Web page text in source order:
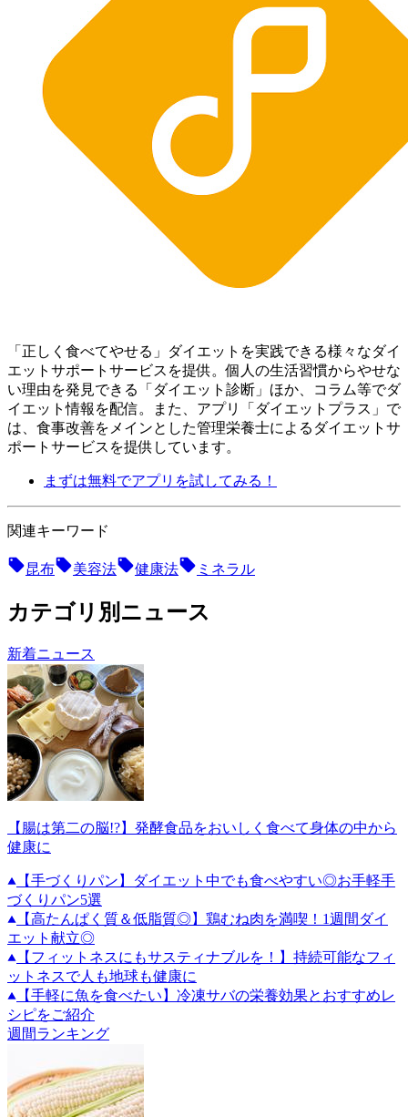
「正しく食べてやせる」ダイエットを実践できる様々なダイ
エットサポートサービスを提供。個人の生活習慣からやせな
い理由を発見できる「ダイエット診断」ほか、コラム等でダ
イエット情報を配信。 また、アプリ「ダイエットプラス」で
は、食事改善をメインとした管理栄養士によるダイエットサ
ポートサービスを提供しています。
まずは無料でアプリを試してみる！
関連キーワード
昆布 美容法 健康法 ミネラル
カテゴリ別ニュース
新着ニュース
【腸は第二の脳!?】発酵食品をおいしく食べて身体の中から
健康に
【手づくりパン】ダイエット中でも食べやすい◎お手軽手
づくりパン5選
【高たんぱく質＆低脂質◎】鶏むね肉を満喫！1週間ダイ
エット献立◎
【フィットネスにもサスティナブルを！】持続可能なフィ
ットネスで人も地球も健康に
【手軽に魚を食べたい】冷凍サバの栄養効果とおすすめレ
シピをご紹介
週間ランキング